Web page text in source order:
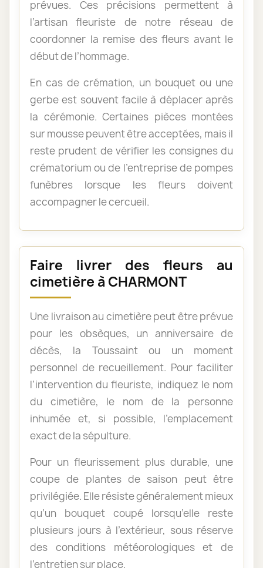
prévues. Ces précisions permettent à
l’artisan fleuriste de notre réseau de
coordonner la remise des fleurs avant le
début de l’hommage.
En cas de crémation, un bouquet ou une
gerbe est souvent facile à déplacer après
la cérémonie. Certaines pièces montées
sur mousse peuvent être acceptées, mais il
reste prudent de vérifier les consignes du
crématorium ou de l’entreprise de pompes
funèbres lorsque les fleurs doivent
accompagner le cercueil.
Faire livrer des fleurs au
cimetière à CHARMONT
Une livraison au cimetière peut être prévue
pour les obsèques, un anniversaire de
décès, la Toussaint ou un moment
personnel de recueillement. Pour faciliter
l’intervention du fleuriste, indiquez le nom
du cimetière, le nom de la personne
inhumée et, si possible, l’emplacement
exact de la sépulture.
Pour un fleurissement plus durable, une
coupe de plantes de saison peut être
privilégiée. Elle résiste généralement mieux
qu’un bouquet coupé lorsqu’elle reste
plusieurs jours à l’extérieur, sous réserve
des conditions météorologiques et de
l’entretien sur place.